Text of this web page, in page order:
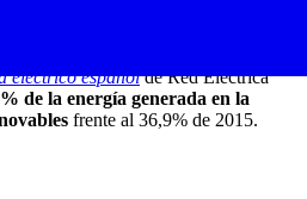
verde 'para todos' porque la
quieren tener esta certificación es
renovable existente. Según el
eléctrico españolde Red Eléctrica
de la energía generada en la
frente al 36,9% de 2015.